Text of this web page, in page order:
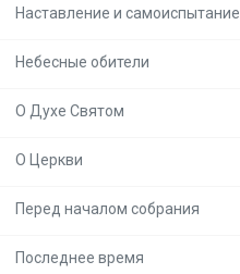
Наставление и самоиспытание
Небесные обители
О Духе Святом
О Церкви
Перед началом собрания
Последнее время